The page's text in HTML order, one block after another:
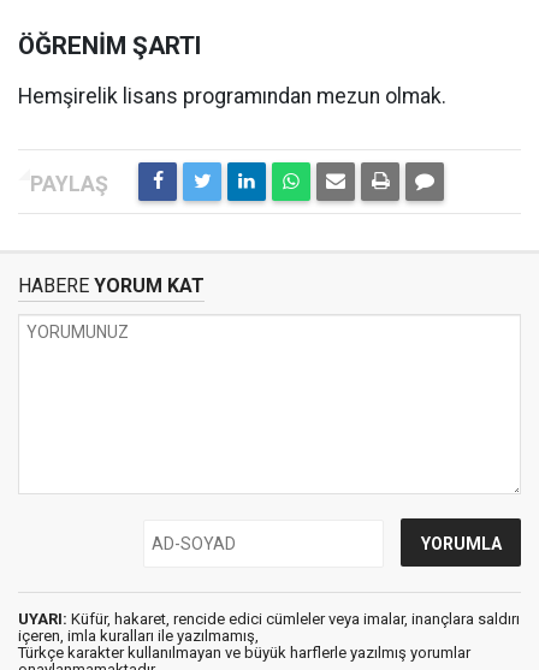
ÖĞRENİM ŞARTI
Hemşirelik lisans programından mezun olmak.
HABERE YORUM KAT
UYARI: Küfür, hakaret, rencide edici cümleler veya imalar, inançlara saldırı
içeren, imla kuralları ile yazılmamış,
Türkçe karakter kullanılmayan ve büyük harflerle yazılmış yorumlar